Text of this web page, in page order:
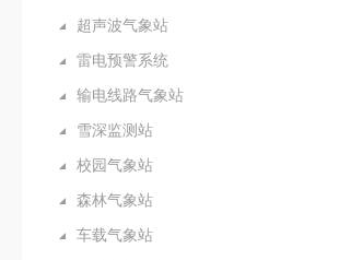
超声波气象站
雷电预警系统
输电线路气象站
雪深监测站
校园气象站
森林气象站
车载气象站